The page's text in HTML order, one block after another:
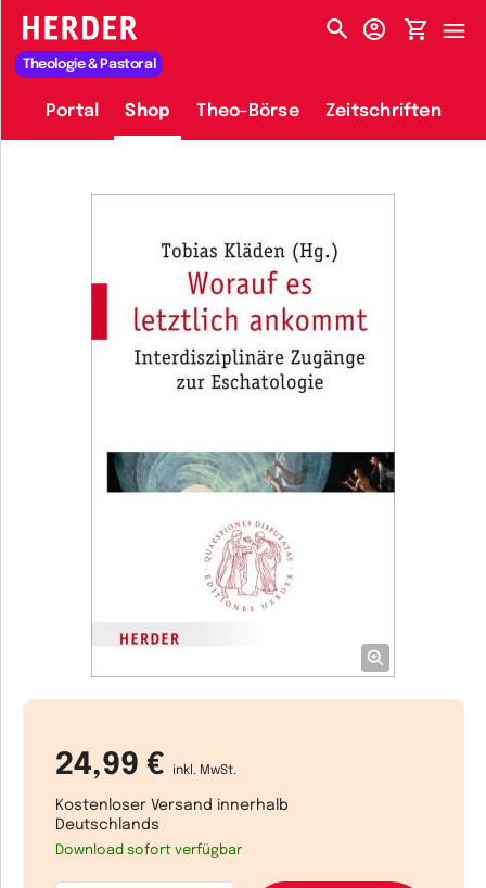
HERDER-MENÜ
Theologie & Pastoral
Portal Shop Theo-Börse Zeitschriften
24,99 € inkl. MwSt.
Kostenloser Versand innerhalb
Deutschlands
Download sofort verfügbar